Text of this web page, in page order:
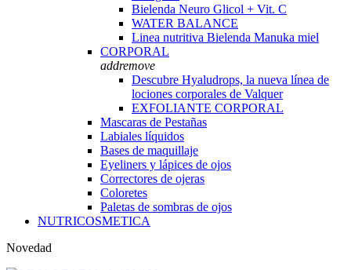
Bielenda Neuro Glicol + Vit. C
WATER BALANCE
Linea nutritiva Bielenda Manuka miel
CORPORAL
addremove
Descubre Hyaludrops, la nueva línea de
lociones corporales de Valquer
EXFOLIANTE CORPORAL
Mascaras de Pestañas
Labiales líquidos
Bases de maquillaje
Eyeliners y lápices de ojos
Correctores de ojeras
Coloretes
Paletas de sombras de ojos
NUTRICOSMETICA
Novedad